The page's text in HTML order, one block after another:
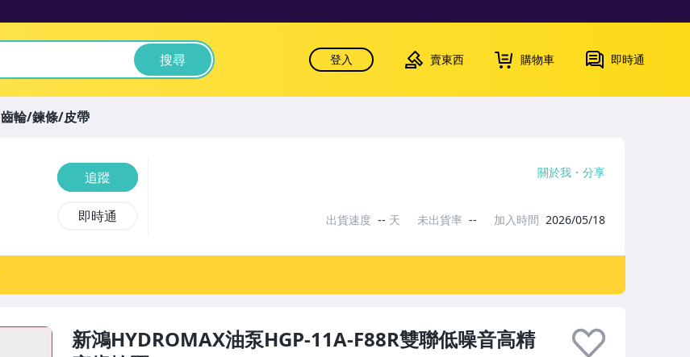
搜尋 登入 賣東西 購物車 即時通
新鴻HYDROMAX油泵HGP-11A-F88R雙聯低噪音高精
追蹤
即時通
關於我 分享
出貨速度 -- 天 未出貨率 -- 加入時間 2026/05/18
齒輪/鍊條/皮帶